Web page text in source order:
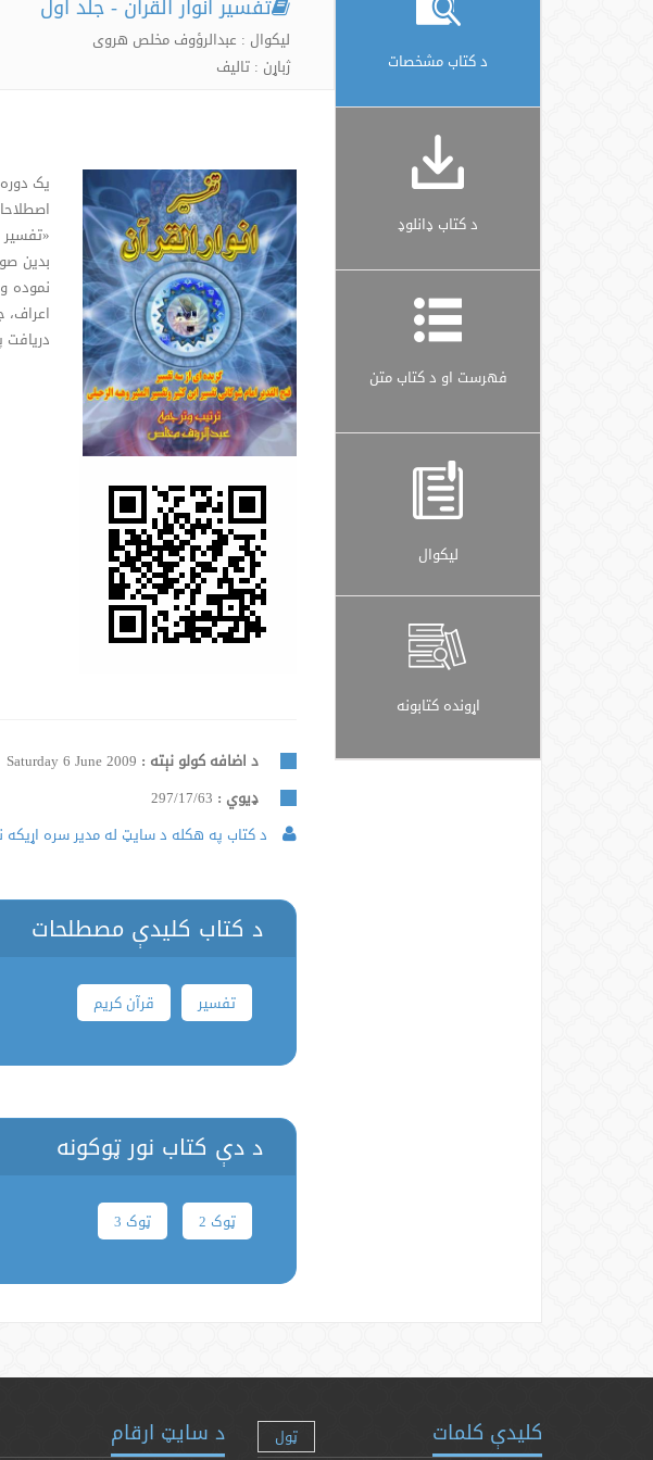
د کتاب مشخصات
د کتاب ډانلوډ
فهرست او د کتاب متن
لیکوال
اړونده کتابونه
لیکوال : عبدالرؤوف مخلص هروی
ژباړن : تالیف
یک
بدین
نموده
دریافت
د اضافه کولو نېته : Saturday 6 June 2009
ډيوي : 297/17/63
د کتاب په هکله د سایټ له مدیر سره اړیکه
د کتاب کلیدې مصطلحات
تفسیر قرآن کریم
د دې کتاب نور ټوکونه
ټوک 2 ټوک 3
کلیدې کلمات ټول د سایټ ارقام